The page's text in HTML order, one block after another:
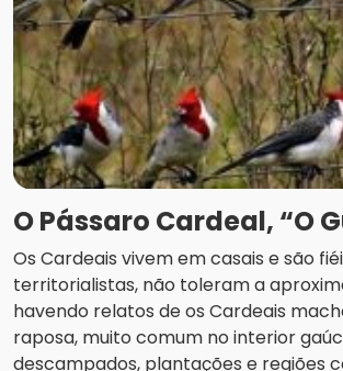
O Pássaro Cardeal, “O
Os Cardeais vivem em casais e são
territorialistas, não toleram a
havendo relatos de os Cardeais
raposa, muito comum no interior
descampados, plantações e regiões